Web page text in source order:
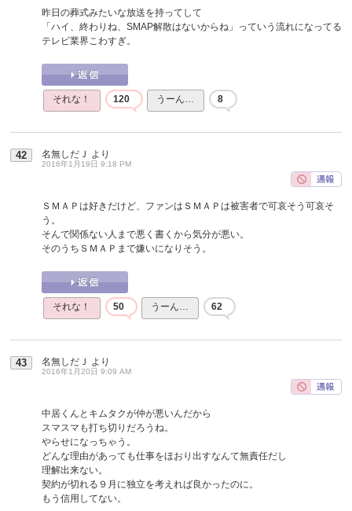
昨日の葬式みたいな放送を持ってして
「ハイ、終わりね、SMAP解散はないからね」っていう流れになってる
テレビ業界こわすぎ。
それな！ 120 うーん… 8
42 名無しだＪ より
2016年1月19日 9:18 PM
ＳＭＡＰは好きだけど、ファンはＳＭＡＰは被害者で可哀そう可哀そ
う。
そんで関係ない人まで悪く書くから気分が悪い。
そのうちＳＭＡＰまで嫌いになりそう。
それな！ 50 うーん… 62
43 名無しだＪ より
2016年1月20日 9:09 AM
中居くんとキムタクが仲が悪いんだから
スマスマも打ち切りだろうね。
やらせになっちゃう。
どんな理由があっても仕事をほおり出すなんて無責任だし
理解出来ない。
契約が切れる９月に独立を考えれば良かったのに。
もう信用してない。